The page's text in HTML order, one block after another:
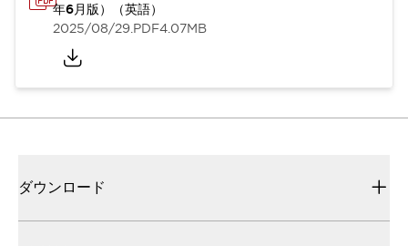
年6月版）（英語）
2025/08/29.PDF4.07MB
ダウンロード